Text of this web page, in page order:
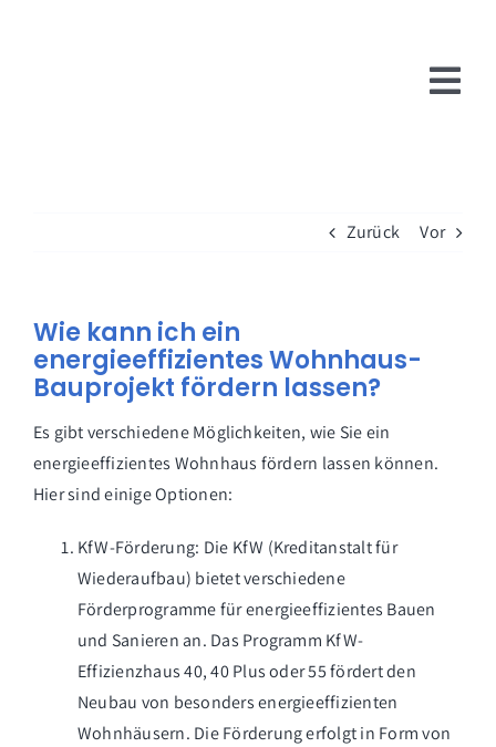
Zurück Vor
Wie kann ich ein
energieeffizientes Wohnhaus-
Bauprojekt fördern lassen?
Es gibt verschiedene Möglichkeiten, wie Sie ein
energieeffizientes Wohnhaus fördern lassen können.
Hier sind einige Optionen:
KfW-Förderung: Die KfW (Kreditanstalt für
Wiederaufbau) bietet verschiedene
Förderprogramme für energieeffizientes Bauen
und Sanieren an. Das Programm KfW-
Effizienzhaus 40, 40 Plus oder 55 fördert den
Neubau von besonders energieeffizienten
Wohnhäusern. Die Förderung erfolgt in Form von